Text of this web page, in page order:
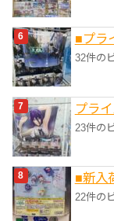
■プラ
32件の
プラ
23件の
■新入
22件の